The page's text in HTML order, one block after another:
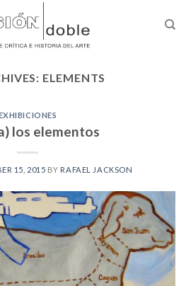
ELEMENTS
los elementos
15, 2015 BY RAFAEL JACKSON